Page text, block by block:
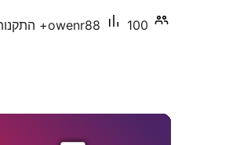
owenr88 100+ התקנות פעילות